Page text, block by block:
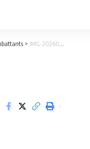
> IMG-20260703-WA0239(1)